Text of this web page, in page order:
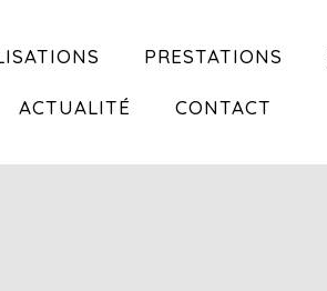
PRESTATIONS
ACTUALITÉ CONTACT